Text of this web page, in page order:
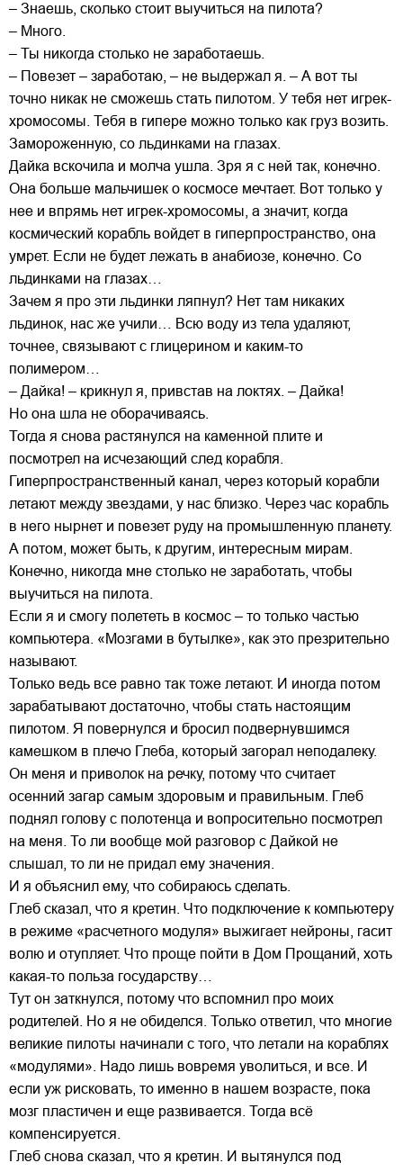
– Знаешь, сколько стоит выучиться на пилота?
– Много.
– Ты никогда столько не заработаешь.
– Повезет – заработаю, – не выдержал я. – А вот ты
точно никак не сможешь стать пилотом. У тебя нет игрек-
хромосомы. Тебя в гипере можно только как груз возить.
Замороженную, со льдинками на глазах.
Дайка вскочила и молча ушла. Зря я с ней так, конечно.
Она больше мальчишек о космосе мечтает. Вот только у
нее и впрямь нет игрек-хромосомы, а значит, когда
космический корабль войдет в гиперпространство, она
умрет. Если не будет лежать в анабиозе, конечно. Со
льдинками на глазах…
Зачем я про эти льдинки ляпнул? Нет там никаких
льдинок, нас же учили… Всю воду из тела удаляют,
точнее, связывают с глицерином и каким-то
полимером…
– Дайка! – крикнул я, привстав на локтях. – Дайка!
Но она шла не оборачиваясь.
Тогда я снова растянулся на каменной плите и
посмотрел на исчезающий след корабля.
Гиперпространственный канал, через который корабли
летают между звездами, у нас близко. Через час корабль
в него нырнет и повезет руду на промышленную планету.
А потом, может быть, к другим, интересным мирам.
Конечно, никогда мне столько не заработать, чтобы
выучиться на пилота.
Если я и смогу полететь в космос – то только частью
компьютера. «Мозгами в бутылке», как это презрительно
называют.
Только ведь все равно так тоже летают. И иногда потом
зарабатывают достаточно, чтобы стать настоящим
пилотом. Я повернулся и бросил подвернувшимся
камешком в плечо Глеба, который загорал неподалеку.
Он меня и приволок на речку, потому что считает
осенний загар самым здоровым и правильным. Глеб
поднял голову с полотенца и вопросительно посмотрел
на меня. То ли вообще мой разговор с Дайкой не
слышал, то ли не придал ему значения.
И я объяснил ему, что собираюсь сделать.
Глеб сказал, что я кретин. Что подключение к компьютеру
в режиме «расчетного модуля» выжигает нейроны, гасит
волю и отупляет. Что проще пойти в Дом Прощаний, хоть
какая-то польза государству…
Тут он заткнулся, потому что вспомнил про моих
родителей. Но я не обиделся. Только ответил, что многие
великие пилоты начинали с того, что летали на кораблях
«модулями». Надо лишь вовремя уволиться, и все. И
если уж рисковать, то именно в нашем возрасте, пока
мозг пластичен и еще развивается. Тогда всё
компенсируется.
Глеб снова сказал, что я кретин. И вытянулся под